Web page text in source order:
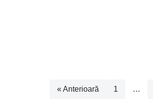
« Anterioară 1 …